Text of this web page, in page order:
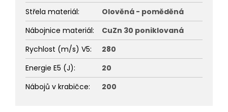
Střela materiál:
Olověná - poměděná
Nábojnice materiál:
CuZn 30 poniklovaná
Rychlost (m/s) V5:
280
Energie E5 (J):
20
Nábojů v krabičce: 200